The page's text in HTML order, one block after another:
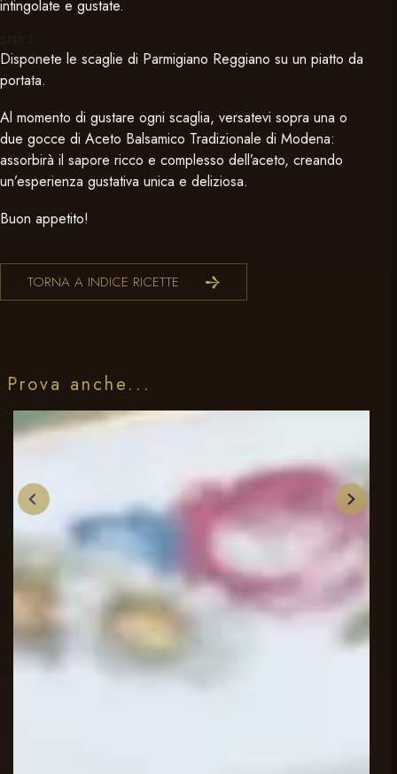
intingolate e gustate.
STEP 2
Disponete le scaglie di Parmigiano Reggiano su un piatto da
portata.
Al momento di gustare ogni scaglia, versatevi sopra una o
due gocce di Aceto Balsamico Tradizionale di Modena:
assorbirà il sapore ricco e complesso dell’aceto, creando
un’esperienza gustativa unica e deliziosa.
Buon appetito!
TORNA A INDICE RICETTE
Prova anche...